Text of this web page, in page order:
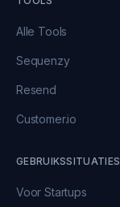
Alle Tools
Sequenzy
Resend
Customer.io
GEBRUIKSSITUATIES
Voor Startups